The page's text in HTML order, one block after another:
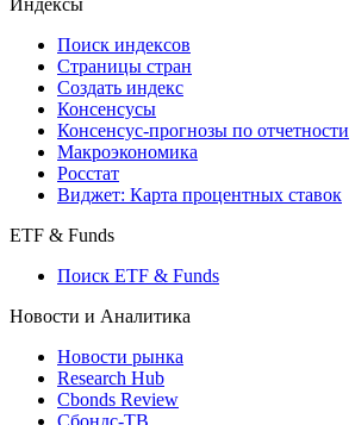
Кредиты
Поиск кредитов
Индексы
Поиск индексов
Страницы стран
Создать индекс
Консенсусы
Консенсус-прогнозы по отчетности
Макроэкономика
Виджет: Карта процентных ставок
ETF & Funds
Поиск ETF & Funds
Новости и Аналитика